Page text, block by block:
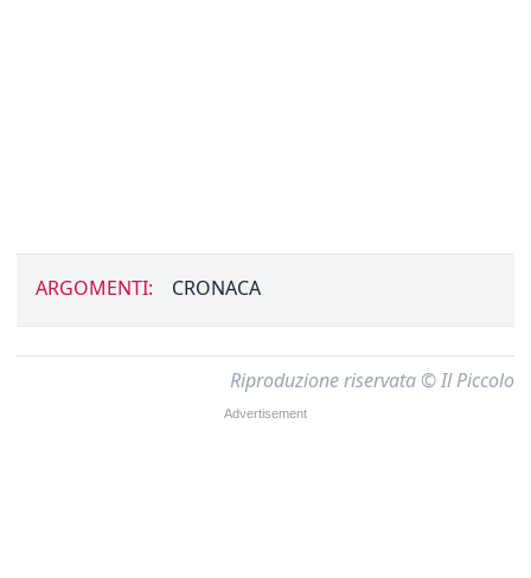
ARGOMENTI: CRONACA
Riproduzione riservata © Il Piccolo